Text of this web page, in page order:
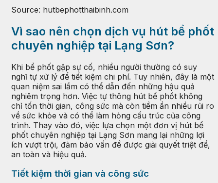
Source: hutbephotthaibinh.com
Vì sao nên chọn dịch vụ hút bể phốt
chuyên nghiệp tại Lạng Sơn?
Khi bể phốt gặp sự cố, nhiều người thường có suy
nghĩ tự xử lý để tiết kiệm chi phí. Tuy nhiên, đây là một
quan niệm sai lầm có thể dẫn đến những hậu quả
nghiêm trọng hơn. Việc tự thông hút bể phốt không
chỉ tốn thời gian, công sức mà còn tiềm ẩn nhiều rủi ro
về sức khỏe và có thể làm hỏng cấu trúc của công
trình. Thay vào đó, việc lựa chọn một đơn vị hút bể
phốt chuyên nghiệp tại Lạng Sơn mang lại những lợi
ích vượt trội, đảm bảo vấn đề được giải quyết triệt để,
an toàn và hiệu quả.
Tiết kiệm thời gian và công sức